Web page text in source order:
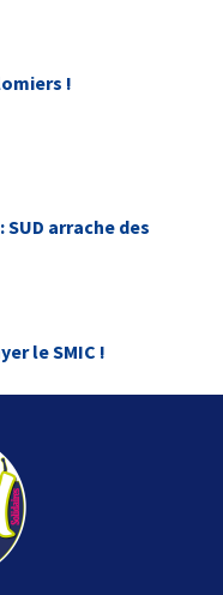
!
arrache des
le SMIC !